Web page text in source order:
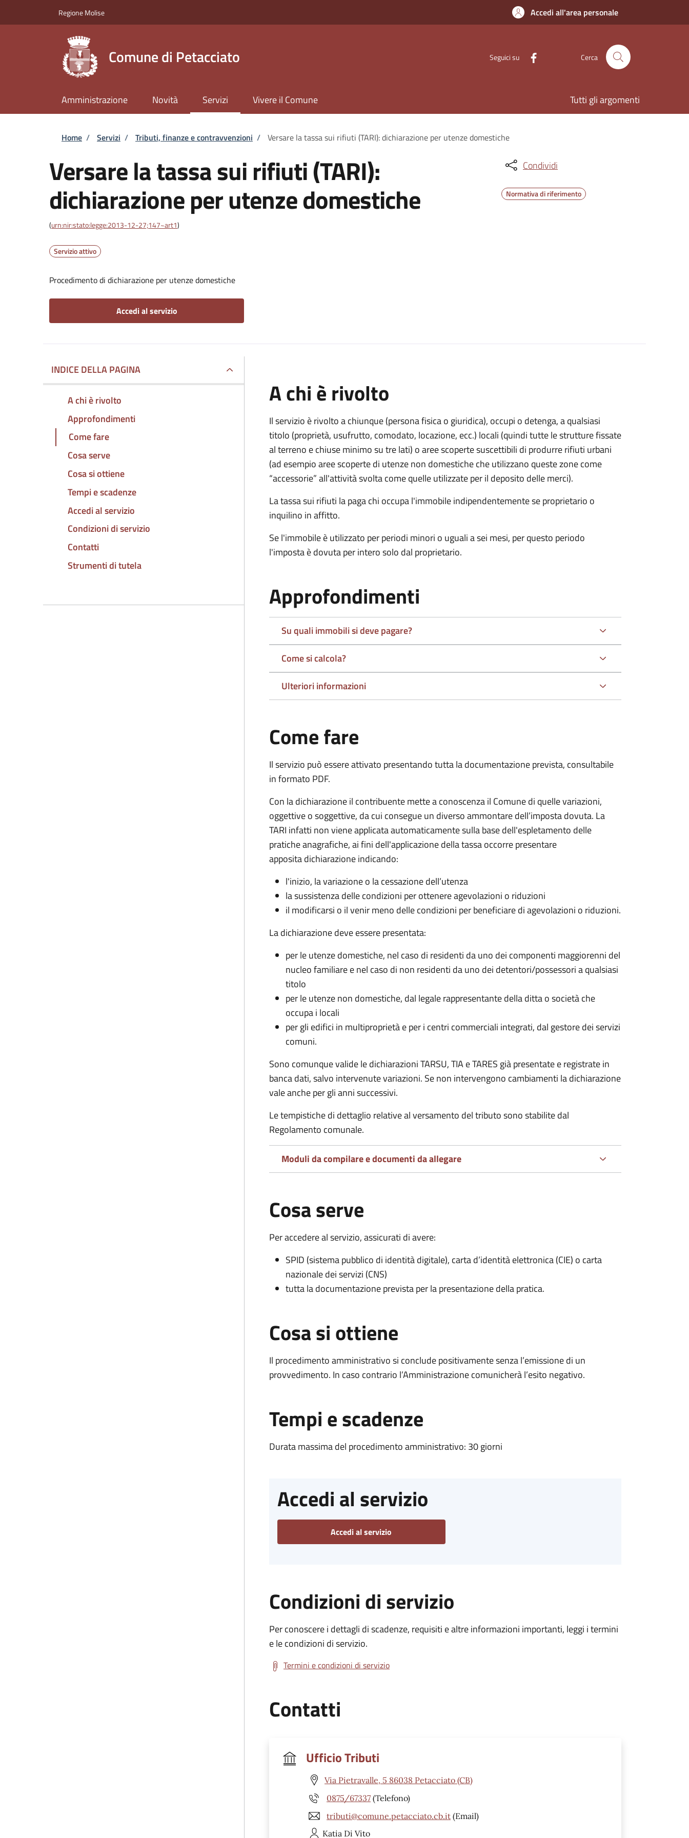
Regione Molise Accedi all'area personale
Comune di Petacciato Seguici su Cerca
Amministrazione Novità Servizi Vivere il Comune Tutti gli argomenti
Briciole di pane
Home / Servizi / Tributi, finanze e contravvenzioni / Versare la tassa sui rifiuti (TARI): dichiarazione per utenze domestiche
Versare la tassa sui rifiuti (TARI):
dichiarazione per utenze domestiche
(urn:nir:stato:legge:2013-12-27;147~art1)
Servizio attivo
Procedimento di dichiarazione per utenze domestiche
Accedi al servizio
Condividi
Normativa di riferimento
INDICE DELLA PAGINA
A chi è rivolto
Approfondimenti
Come fare
Cosa serve
Cosa si ottiene
Tempi e scadenze
Accedi al servizio
Condizioni di servizio
Contatti
Strumenti di tutela
A chi è rivolto
Il servizio è rivolto a chiunque (persona fisica o giuridica), occupi o detenga, a qualsiasi
titolo (proprietà, usufrutto, comodato, locazione, ecc.) locali (quindi tutte le strutture fissate
al terreno e chiuse minimo su tre lati) o aree scoperte suscettibili di produrre rifiuti urbani
(ad esempio aree scoperte di utenze non domestiche che utilizzano queste zone come
“accessorie” all'attività svolta come quelle utilizzate per il deposito delle merci).
La tassa sui rifiuti la paga chi occupa l'immobile indipendentemente se proprietario o
inquilino in affitto.
Se l'immobile è utilizzato per periodi minori o uguali a sei mesi, per questo periodo
l'imposta è dovuta per intero solo dal proprietario.
Approfondimenti
Su quali immobili si deve pagare?
Come si calcola?
Ulteriori informazioni
Come fare
Il servizio può essere attivato presentando tutta la documentazione prevista, consultabile
in formato PDF.
Con la dichiarazione il contribuente mette a conoscenza il Comune di quelle variazioni,
oggettive o soggettive, da cui consegue un diverso ammontare dell’imposta dovuta. La
TARI infatti non viene applicata automaticamente sulla base dell'espletamento delle
pratiche anagrafiche, ai fini dell'applicazione della tassa occorre presentare
apposita dichiarazione indicando:
l'inizio, la variazione o la cessazione dell’utenza
la sussistenza delle condizioni per ottenere agevolazioni o riduzioni
il modificarsi o il venir meno delle condizioni per beneficiare di agevolazioni o riduzioni.
La dichiarazione deve essere presentata:
per le utenze domestiche, nel caso di residenti da uno dei componenti maggiorenni del
nucleo familiare e nel caso di non residenti da uno dei detentori/possessori a qualsiasi
titolo
per le utenze non domestiche, dal legale rappresentante della ditta o società che
occupa i locali
per gli edifici in multiproprietà e per i centri commerciali integrati, dal gestore dei servizi
comuni.
Sono comunque valide le dichiarazioni TARSU, TIA e TARES già presentate e registrate in
banca dati, salvo intervenute variazioni. Se non intervengono cambiamenti la dichiarazione
vale anche per gli anni successivi.
Le tempistiche di dettaglio relative al versamento del tributo sono stabilite dal
Regolamento comunale.
Moduli da compilare e documenti da allegare
Cosa serve
Per accedere al servizio, assicurati di avere:
SPID (sistema pubblico di identità digitale), carta d’identità elettronica (CIE) o carta
nazionale dei servizi (CNS)
tutta la documentazione prevista per la presentazione della pratica.
Cosa si ottiene
Il procedimento amministrativo si conclude positivamente senza l’emissione di un
provvedimento. In caso contrario l’Amministrazione comunicherà l’esito negativo.
Tempi e scadenze
Durata massima del procedimento amministrativo: 30 giorni
Accedi al servizio
Accedi al servizio
Condizioni di servizio
Per conoscere i dettagli di scadenze, requisiti e altre informazioni importanti, leggi i termini
e le condizioni di servizio.
Termini e condizioni di servizio
Contatti
Ufficio Tributi
Via Pietravalle, 5 86038 Petacciato (CB)
0875/67337 (Telefono)
tributi@comune.petacciato.cb.it (Email)
Katia Di Vito